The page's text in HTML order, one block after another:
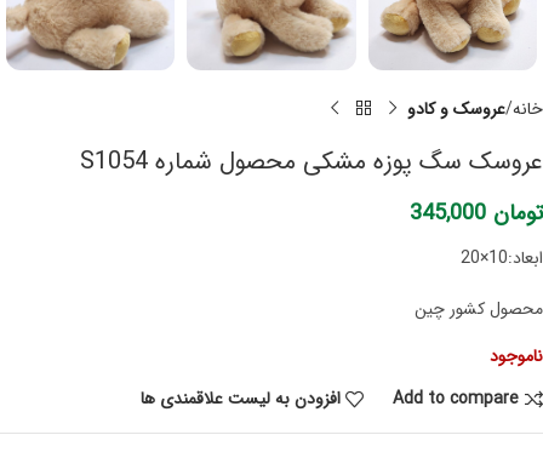
خانه عروسک و کادو
عروسک سگ پوزه مشکی محصول شماره S1054
تومان
ابعاد:10×20
محصول کشور چین
ناموجود
Add to compare
افزودن به لیست علاقمندی ها